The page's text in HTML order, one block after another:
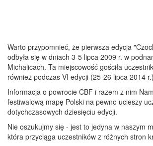
Warto przypomnieć, że pierwsza edycja
odbyła się w dniach 3-5 lipca 2009 r. w
Michalicach. Ta miejscowość gościła
również podczas VI edycji (25-26 lipca 2014
Informacja o powrocie CBF i razem z nim
festiwalową mapę Polski na pewno ucieszy
dotychczasowych dziesięciu edycji.
Nie oszukujmy się - jest to jedyna w naszym
która przyciąga uczestników z różnych stron